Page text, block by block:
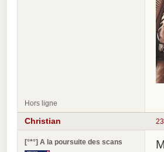
Hors ligne
Christian
[°*°] A la poursuite des scans